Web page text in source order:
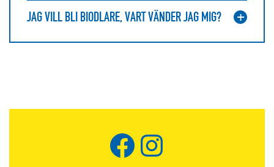
JAG VILL BLI BIODLARE, VART VÄNDER JAG MIG?
Facebook
Instagram